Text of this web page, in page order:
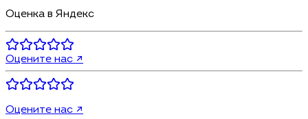
Оценка в Яндекс
Оцените нас ↗
Оцените нас ↗